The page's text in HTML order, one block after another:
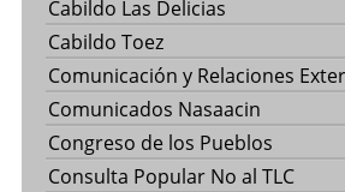
Cabildo Las Delicias
Cabildo Toez
Comunicación y Relaciones
Comunicados Nasaacin
Congreso de los Pueblos
Consulta Popular No al TLC